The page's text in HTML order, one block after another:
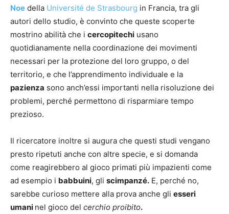
Noe della Université de Strasbourg in Francia, tra gli
autori dello studio, è convinto che queste scoperte
mostrino abilità che i cercopitechi usano
quotidianamente nella coordinazione dei movimenti
necessari per la protezione del loro gruppo, o del
territorio, e che l’apprendimento individuale e la
pazienza sono anch’essi importanti nella risoluzione dei
problemi, perché permettono di risparmiare tempo
prezioso.
Il ricercatore inoltre si augura che questi studi vengano
presto ripetuti anche con altre specie, e si domanda
come reagirebbero al gioco primati più impazienti come
ad esempio i babbuini, gli scimpanzé. E, perché no,
sarebbe curioso mettere alla prova anche gli esseri
umani nel gioco del cerchio proibito.